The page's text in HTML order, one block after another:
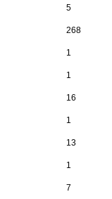
5
268
1
1
16
1
13
1
7